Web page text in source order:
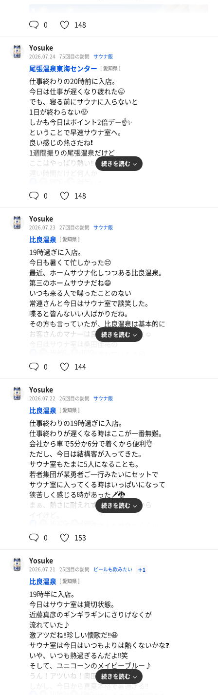
ポカリスエット
湯あがりに丁度良い🥫
ポカリスエット
うなぎの蒲焼き
土用丑の日だから 期間限定のうなぎ寿司🍣
プレミアムモルツ
麦茶
炭酸泉に浸かっていたらスタッフ井上くんと
少し談笑して後は、湯あがりの
コーヒータイム☕️
関牛乳（コーヒー）
湯あがりは美味しい😋
アイスキャラメルラテ
アクリ
美味い‼️🍺😆
アクリ
0 148
Yosuke
2026.07.24 75回目の訪問 サウナ飯
尾張温泉東海センター [ 愛知県 ]
仕事終わりの20時前に入店。
今日は仕事が遅くなり疲れた🥱
でも、寝る前にサウナに入らないと
1日が終わらない😤
しかも今日はポイント2倍デー☝️✨
ということで早速サウナ室へ。
良い感じの熱さだね❗️
1週間振りの尾張温泉だけど
ここはやっぱり熱い‼️
全体的には空いていた。
5分14セットで終わり。
明日も仕事を終わらせてここに来るかね😁
オロポ
オロポ飲んで寝るか😴
続きを読む
0 148
Yosuke
2026.07.23 27回目の訪問 サウナ飯
比良温泉 [ 愛知県 ]
19時過ぎに入店。
今日も暑くて忙しかった😔
最近、ホームサウナ化しつつある比良温泉。
第三のホームサウナだね😄
いつも来る人で喋ったことのない
常連さんと今日はサウナ室で談笑した。
喋ると皆んないい人ばかりだね。
その方も言っていたが、比良温泉は基本的に
お客さんのマナーは良い方だとのこと☺️
今日はサウナ室は桑田佳祐の
高校生の頃良く聴いた曲だ。
サウナ室は後半は少し人が増えたね。
人が増えても温度は良い感じに熱い🔥
水風呂も調子ヨシ‼️
5分15セットで終わり。
湯あがりは缶ポカを買っておやすみ👋💤
続きを読む
0 144
Yosuke
2026.07.22 26回目の訪問 サウナ飯
比良温泉 [ 愛知県 ]
仕事終わりの19時過ぎに入店。
仕事終わりが遅くなる時はここが一番無難。
会社から車で5分か6分で着くから便利👌
ただし、今日は結構客が入ってきた。
サウナ室もたまに5人になることも。
若者集団が某勇者ご一行みたいにセットで
サウナ室に入ってくる時はいっぱいになって
狭苦しく感じる時があった🗡️🐉
まぁ、熱さに耐えれず直ぐに出てくから
全員でじゃなくて自分の好きなタイミングで
サウナ室の熱さは今日も105℃いかないくらい。
玉置浩二の田園が流れてたのは良かったよ♪😄
水風呂はいつもよりほんの少しだけ温度が
高かったかな？
外の気温が高い影響かな❓🤔
5分15セットで終わり。
後は缶ポカを買ってお帰り✨👋
続きを読む
0 153
Yosuke
2026.07.21 25回目の訪問 ビールも飲みたい ＋1
比良温泉 [ 愛知県 ]
19時半に入店。
今日はサウナ室は貸切状態。
近藤真彦のギンギラギンにさりげなくが
流れていた♪
激アツだね‼️珍しい懐歌だ‼️😆
サウナ室は今日はいつもよりは熱くないかな❓
いや、いつも熱過ぎるんだよ‼️笑
そして、ユニコーンのメイビーブルー♪
うん！アツいね！奥田民生さん🎶🎸
しかし、今日から真夏本格で暑過ぎる‼️
続きを読む